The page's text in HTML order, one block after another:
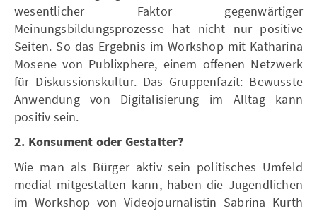
wesentlicher Faktor gegenwärtiger
Meinungsbildungsprozesse hat nicht nur positive
Seiten. So das Ergebnis im Workshop mit Katharina
Mosene von Publixphere, einem offenen Netzwerk
für Diskussionskultur. Das Gruppenfazit: Bewusste
Anwendung von Digitalisierung im Alltag kann
positiv sein.
2. Konsument oder Gestalter?
Wie man als Bürger aktiv sein politisches Umfeld
medial mitgestalten kann, haben die Jugendlichen
im Workshop von Videojournalistin Sabrina Kurth